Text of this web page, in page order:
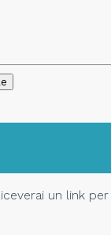
un link